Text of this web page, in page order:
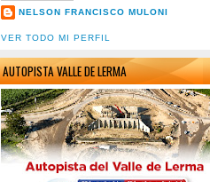
NELSON FRANCISCO MULONI
VER TODO MI PERFIL
AUTOPISTA VALLE DE LERMA